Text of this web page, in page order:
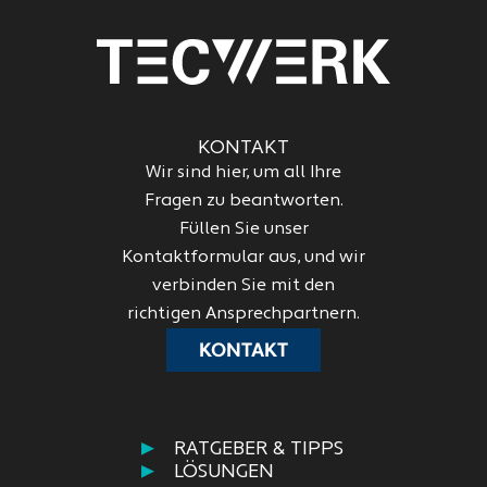
RATGEBER & TIPPS
LÖSUNGEN
KONTAKT
Wir sind hier, um all Ihre
Fragen zu beantworten.
Füllen Sie unser
Kontaktformular aus, und wir
verbinden Sie mit den
richtigen Ansprechpartnern.
KONTAKT